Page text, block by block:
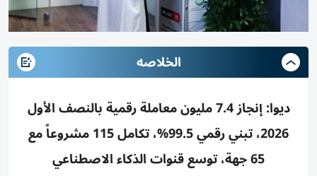
الخلاصه
ديوا: إنجاز 7.4 مليون معاملة رقمية بالنصف الأول
2026، تبني رقمي 99.5%، تكامل 115 مشروعاً مع
65 جهة، توسع قنوات الذكاء الاصطناعي